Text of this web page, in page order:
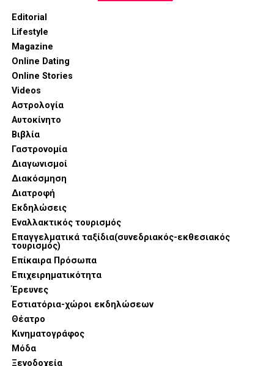
Στην αιχμή της παρουσίασης βρέθηκαν καινοτομίες που
συνδυάζουν την επαγγελματική απόδοση με την αισθητική
τελειότητα. Η σειρά SKS εντυπωσίασε με τον Compact
Oven 6-σε-1, μια συσκευή που συγκεντρώνει λειτουργίες
ψησίματος, air fryer και μαγειρέματος στον ατμό,
προσφέροντας τη μέγιστη ευελιξία στη γυναίκα που
διαθέτει περιορισμένο χρόνο αλλά υψηλές γαστρονομικές
απαιτήσεις.
Editorial
Lifestyle
Magazine
Online Dating
Online Stories
Videos
Αστρολογία
Αυτοκίνητο
Βιβλία
Γαστρονομία
Διαγωνισμοί
Διακόσμηση
Διατροφή
Εκδηλώσεις
Εναλλακτικός τουρισμός
Επαγγελματικά ταξίδια(συνεδριακός-εκθεσιακός
τουρισμός)
Επίκαιρα Πρόσωπα
Επιχειρηματικότητα
Έρευνες
Εστιατόρια-χώροι εκδηλώσεων
Θέατρο
Κινηματογράφος
Μόδα
Ξενοδοχεία